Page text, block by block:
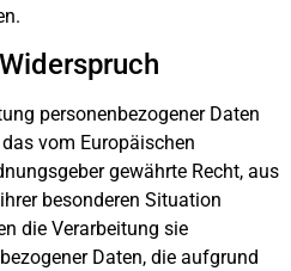
personenbezogener Daten
vom Europäischen
gewährte Recht, aus
besonderen Situation
die Verarbeitung sie
Daten, die aufgrund